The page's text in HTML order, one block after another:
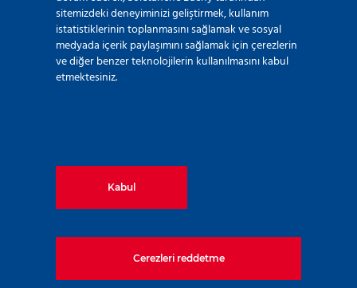
Inauguration of Muelle D in
sitemizdeki deneyiminizi geliştirmek, kullanım
istatistiklerinin toplanmasını sağlamak ve sosyal
medyada içerik paylaşımını sağlamak için çerezlerin
ve diğer benzer teknolojilerin kullanılmasını kabul
etmektesiniz.
Kabul
Cerezleri reddetme